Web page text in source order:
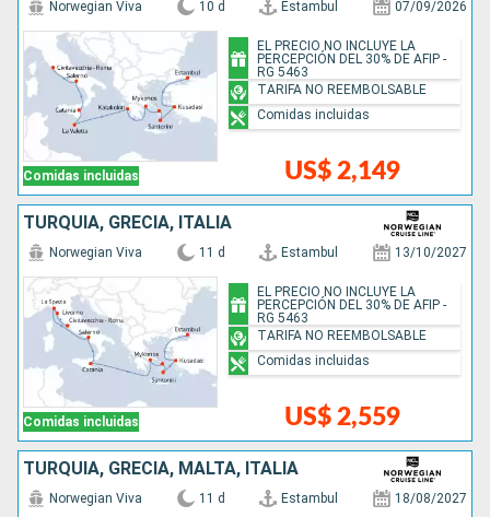
Comidas incluidas
Norwegian Viva 10 d Estambul 07/09/2026
US$ 2,149
EL PRECIO NO INCLUYE LA
PERCEPCIÓN DEL 30% DE AFIP -
RG 5463
TARIFA NO REEMBOLSABLE
Comidas incluidas
TURQUÍA, GRECIA, ITALIA
Comidas incluidas
Norwegian Viva 11 d Estambul 13/10/2027
US$ 2,559
EL PRECIO NO INCLUYE LA
PERCEPCIÓN DEL 30% DE AFIP -
RG 5463
TARIFA NO REEMBOLSABLE
Comidas incluidas
TURQUÍA, GRECIA, MALTA, ITALIA
Norwegian Viva 11 d Estambul 18/08/2027